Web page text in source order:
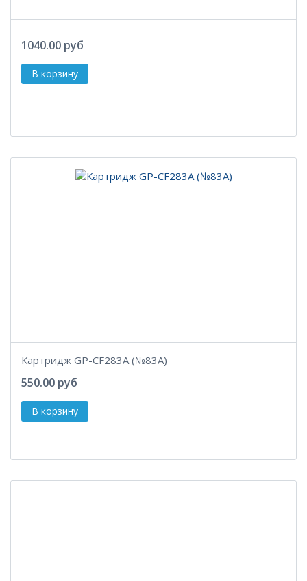
1040.00 руб
Картридж GP-CF283A (№83A)
550.00 руб